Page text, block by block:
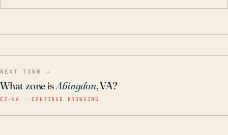
en situaciones de emergencia.
NEXT TOWN →
What zone isAbingdon, VA?
EZ–VA · CONTINUE BROWSING